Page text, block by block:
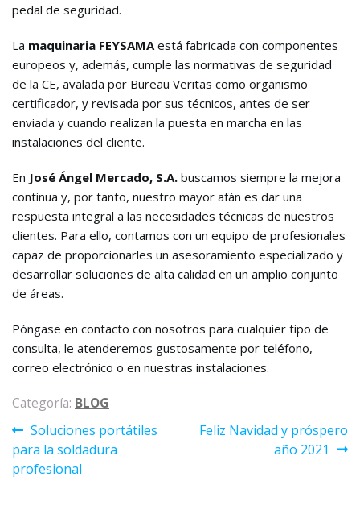
pedal de seguridad.
La maquinaria FEYSAMAestá fabricada con componentes
europeos y, además, cumple las normativas de seguridad
de la CE, avalada por Bureau Veritas como organismo
certificador, y revisada por sus técnicos, antes de ser
enviada y cuando realizan la puesta en marcha en las
instalaciones del cliente.
En José Ángel Mercado, S.A. buscamos siempre la mejora
continua y, por tanto, nuestro mayor afán es dar una
respuesta integral a las necesidades técnicas de nuestros
clientes. Para ello, contamos con un equipo de profesionales
capaz de proporcionarles un asesoramiento especializado y
desarrollar soluciones de alta calidad en un amplio conjunto
de áreas.
Póngase en contacto con nosotros para cualquier tipo de
consulta, le atenderemos gustosamente por teléfono,
correo electrónico o en nuestras instalaciones.
Categoría: BLOG
Navegación
de
entradas
Anterior:
Soluciones portátiles
para la soldadura
profesional
Siguiente:
Feliz Navidad y próspero
año 2021